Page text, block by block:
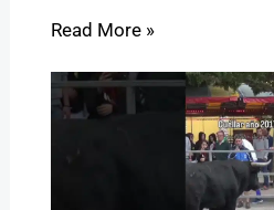
Read More »